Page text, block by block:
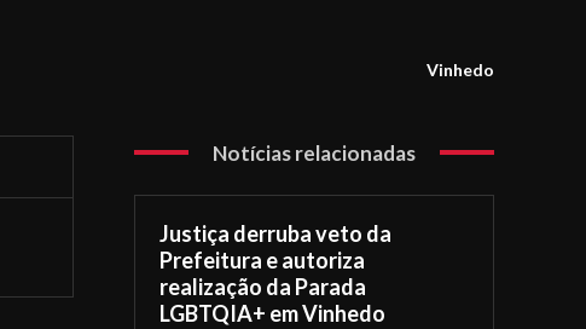
Vinhedo
Notícias relacionadas
Justiça derruba veto da
Prefeitura e autoriza
realização da Parada
LGBTQIA+ em Vinhedo